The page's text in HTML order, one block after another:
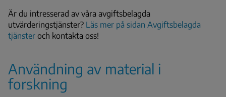
Är du intresserad av våra avgiftsbelagda
utvärderingstjänster? Läs mer på sidan Avgiftsbelagda
tjänster och kontakta oss!
Användning av material i
forskning